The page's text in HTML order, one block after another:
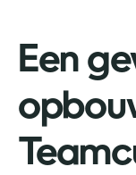
Een